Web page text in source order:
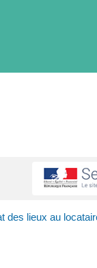
des lieux au